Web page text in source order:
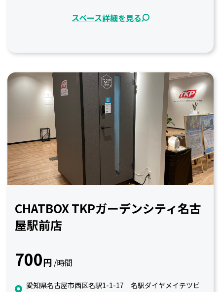
スペース詳細を見る
CHATBOX TKPガーデンシティ名古
屋駅前店
700円 /時間
愛知県名古屋市西区名駅1-1-17 名駅ダイヤメイテツビ